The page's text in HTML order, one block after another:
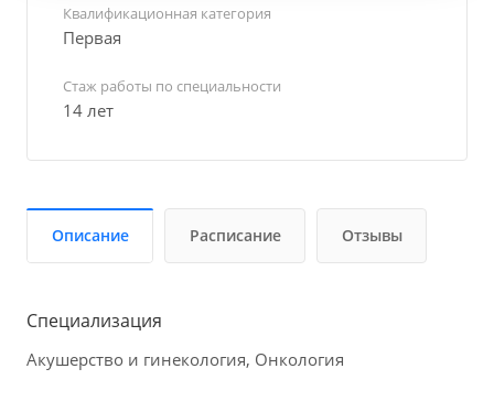
Квалификационная категория
Первая
Стаж работы по специальности
14 лет
Описание Расписание Отзывы
Специализация
Акушерство и гинекология, Онкология